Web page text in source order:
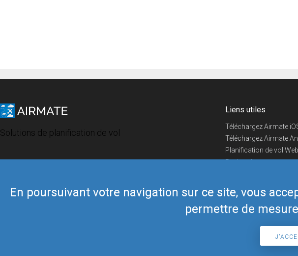
En poursuivant votre navigation sur ce site, vous
permettre de
Solutions de planification de vol
Liens utiles
Téléchargez Airmate
Téléchargez Airmate
Planification de vol Web
Recherche
Boutique Airmate